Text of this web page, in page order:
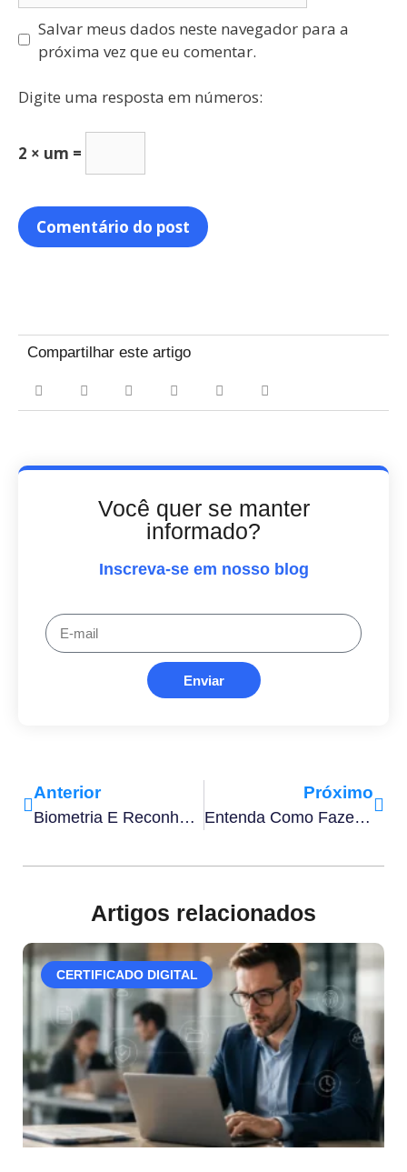
Salvar meus dados neste navegador para a
próxima vez que eu comentar.
Digite uma resposta em números:
2 × um =
Compartilhar este artigo
Você quer se manter
informado?
Inscreva-se em nosso blog
Enviar
Anterior
Biometria E Reconhecimento Facial​: Entenda Quais São As Diferenças
Próximo
Entenda Como Fazer Assinatura Digital Na Saúde
Artigos relacionados
CERTIFICADO DIGITAL